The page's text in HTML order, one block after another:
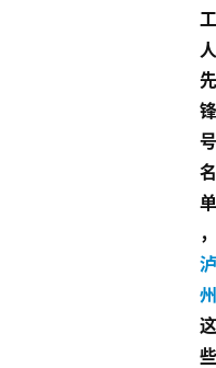
工
人
先
锋
号
名
单
，
泸
州
这
些